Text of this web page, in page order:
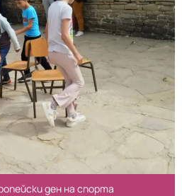
ден на спорта